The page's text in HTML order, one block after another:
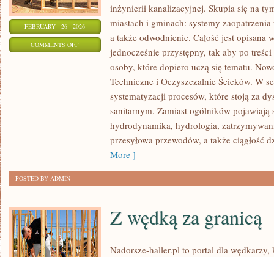
FEBRUARY - 26 - 2026
COMMENTS OFFON
MAGAZYNOWANIE
inżynierii kanalizacyjnej. Skupia się na
miastach i gminach: systemy
a także odwodnienie. Całość jest opisana
jednocześnie przystępny, tak aby po
osoby, które dopiero uczą się tematu.
Techniczne i Oczyszczalnie Ścieków. W
systematyzacji procesów, które stoją za
sanitarnym. Zamiast ogólników pojawiają
hydrodynamika, hydrologia,
przesyłowa przewodów, a także ciągłość
More ]
POSTED BY ADMIN
Z wędką za granicą
Nadorsze-haller.pl to portal dla wędkarzy,